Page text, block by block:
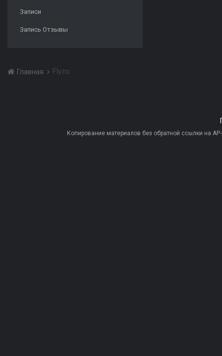
Записи
Запись Отзывы
Главная Flyzo
Копирование материалов без обратной ссылки на